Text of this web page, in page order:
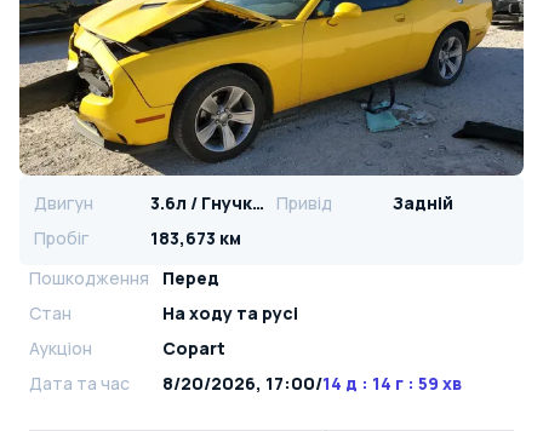
Двигун 3.6л / Гнучке паливо Привід
Задній
Пробіг
183,673 км
Пошкодження
Перед
Стан
На ​​ходу та русі
Аукціон
Copart
Дата та час
8/20/2026, 17:00/14 д : 14 г : 59 хв